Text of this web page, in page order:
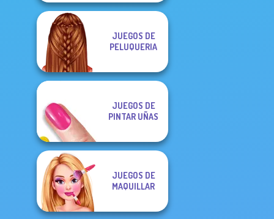
JUEGOS DE
PELUQUERIA
JUEGOS DE
PINTAR UÑAS
JUEGOS DE
MAQUILLAR